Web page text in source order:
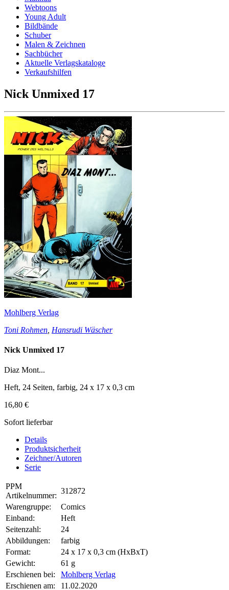
Webtoons
Young Adult
Bildbände
Schuber
Malen & Zeichnen
Sachbücher
Aktuelle Verlagskataloge
Verkaufshilfen
Nick Unmixed 17
Mohlberg Verlag
Toni Rohmen Hansrudi Wäscher
Nick Unmixed 17
Diaz Mont...
Heft, 24 Seiten, farbig, 24 x 17 x 0,3 cm
16,80 €
Sofort lieferbar
Details
Produktsicherheit
Zeichner/Autoren
Serie
PPM
Artikelnummer:
312872
Warengruppe:
Comics
Einband:
Heft
Seitenzahl:
24
Abbildungen:
farbig
Format:
24 x 17 x 0,3 cm (HxBxT)
Gewicht:
61 g
Erschienen bei:
Mohlberg Verlag
Erschienen am:
11.02.2020